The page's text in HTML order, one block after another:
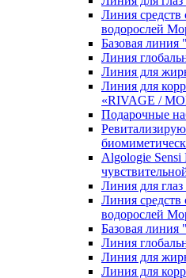
Линия средств
водорослей
Базовая
Линия
Линия для
Линия для
«RIVAGE /
Подарочные
Algologie Sensi
Линия для глаз
Линия средств
водорослей
Базовая
Линия
Линия для
Линия для